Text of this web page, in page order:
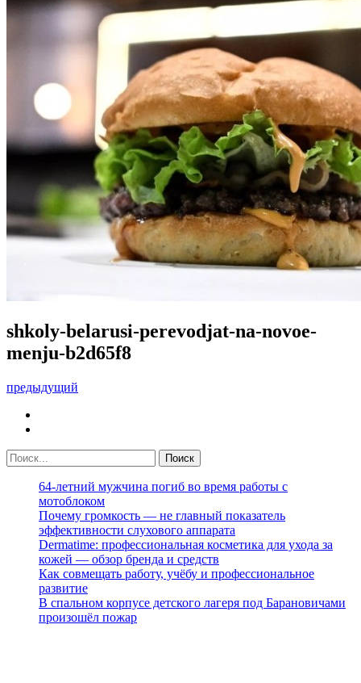
shkoly-belarusi-perevodjat-na-novoe-
menju-b2d65f8
предыдущий
64-летний мужчина погиб во время работы с
мотоблоком
Почему громкость — не главный показатель
эффективности слухового аппарата
Dermatime: профессиональная косметика для ухода за
кожей — обзор бренда и средств
Как совмещать работу, учёбу и профессиональное
развитие
В спальном корпусе детского лагеря под Барановичами
произошёл пожар